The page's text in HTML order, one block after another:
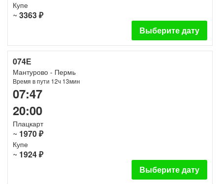
Купе
~ 3363 ₽
Выберите дату
074Е
Мантурово - Пермь
Время в пути 12ч 13мин
07:47
20:00
Плацкарт
~ 1970 ₽
Купе
~ 1924 ₽
Выберите дату